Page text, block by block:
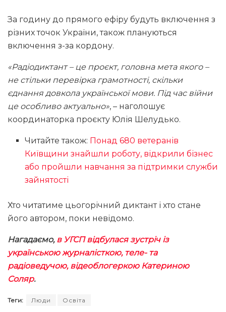
За годину до прямого ефіру будуть включення з
різних точок України, також плануються
включення з-за кордону.
«Радіодиктант – це проєкт, головна мета якого –
не стільки перевірка грамотності, скільки
єднання довкола української мови. Під час війни
це особливо актуально», – наголошує
координаторка проєкту Юлія Шелудько.
Читайте також: Понад 680 ветеранів
Київщини знайшли роботу, відкрили бізнес
або пройшли навчання за підтримки служби
зайнятості
Хто читатиме цьогорічний диктант і хто стане
його автором, поки невідомо.
Нагадаємо, в УГСП відбулася зустріч із
українською журналісткою, теле- та
радіоведучою, відеоблогеркою Катериною
Соляр.
Теги: Люди Освіта